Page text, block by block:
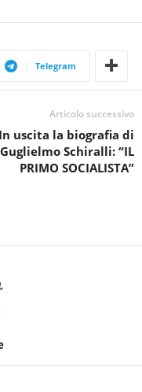
Telegram
Articolo successivo
In uscita la biografia di
Guglielmo Schiralli: “IL
PRIMO SOCIALISTA”